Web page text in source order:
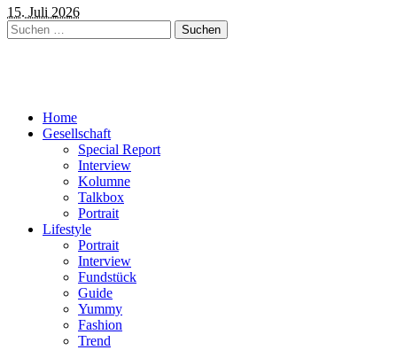
15. Juli 2026
Suchen
nach:
Home
Gesellschaft
Special Report
Interview
Kolumne
Talkbox
Portrait
Lifestyle
Portrait
Interview
Fundstück
Guide
Yummy
Fashion
Trend